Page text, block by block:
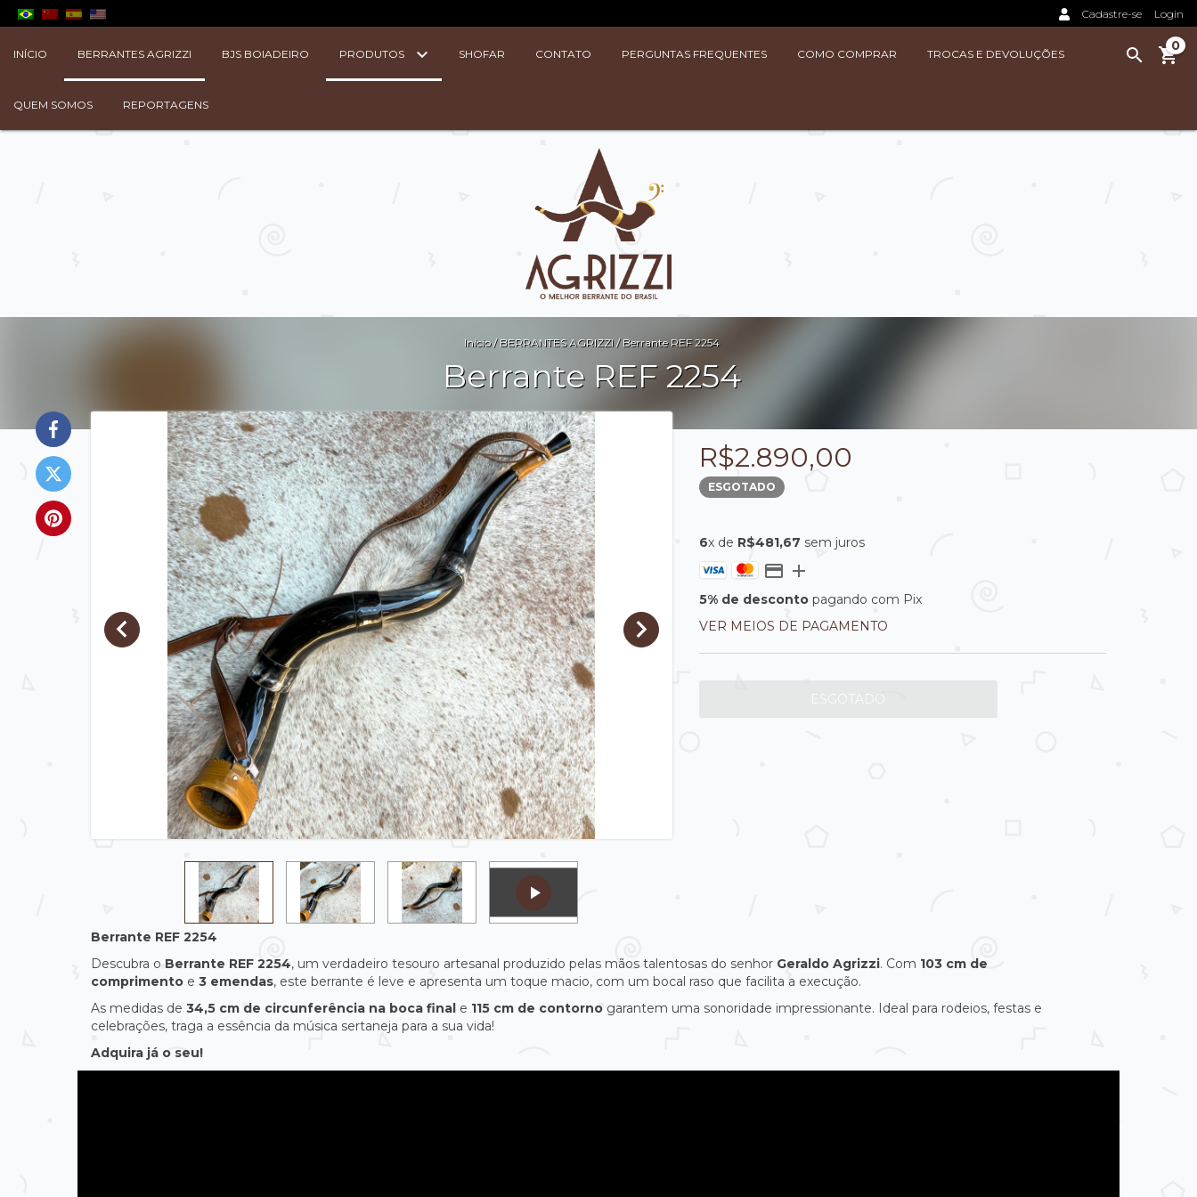
Cadastre-se Login
INÍCIO BERRANTES AGRIZZI BJS BOIADEIRO PRODUTOS SHOFAR CONTATO PERGUNTAS FREQUENTES COMO COMPRAR TROCAS E DEVOLUÇÕES
QUEM SOMOS REPORTAGENS
0
Início / BERRANTES AGRIZZI / Berrante REF 2254
Berrante REF 2254
R$2.890,00
ESGOTADO
6x de R$481,67 sem juros
5% de descontopagando com Pix
VER MEIOS DE PAGAMENTO
Berrante REF 2254
Descubra o Berrante REF 2254, um verdadeiro tesouro artesanal produzido pelas mãos talentosas do senhor Geraldo Agrizzi. Com 103 cm de
comprimento e 3 emendas, este berrante é leve e apresenta um toque macio, com um bocal raso que facilita a execução.
As medidas de 34,5 cm de circunferência na boca final e 115 cm de contorno garantem uma sonoridade impressionante. Ideal para rodeios, festas e
celebrações, traga a essência da música sertaneja para a sua vida!
Adquira já o seu!